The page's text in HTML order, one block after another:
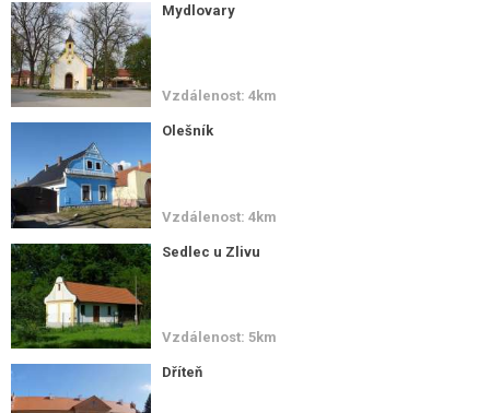
Mydlovary
Vzdálenost: 4km
Olešník
Vzdálenost: 4km
Sedlec u Zlivu
Vzdálenost: 5km
Dříteň